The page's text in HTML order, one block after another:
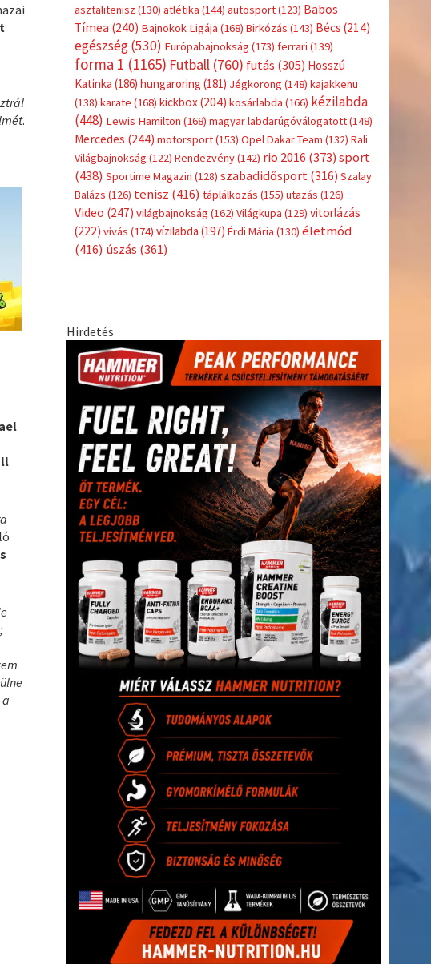
.
asztalitenisz (130) atlétika (144) autosport(123) Babos
Tímea (240) Bajnokok Ligája (168) Birkózás (143) Bécs (214)
egészség(530) Európabajnokság (173) ferrari (139)
forma 1 (1165) Futball(760) futás (305) Hosszú
Katinka (186) hungaroring (181) Jégkorong (148) kajakkenu
(138) karate (168) kickbox(204) kosárlabda (166) kézilabda
(448) Lewis Hamilton (168) magyar labdarúgóválogatott(148)
Mercedes (244) motorsport(153) Opel Dakar Team (132) Rali
Világbajnokság (122) Rendezvény(142) rio 2016 (373) sport
(438) Sportime Magazin (128) szabadidősport (316) Szalay
Balázs (126) tenisz (416) táplálkozás (155) utazás (126)
Video (247) világbajnokság (162) Világkupa (129) vitorlázás
(222) vívás (174) vízilabda (197) Érdi Mária (130) életmód
(416) úszás (361)
Hirdetés